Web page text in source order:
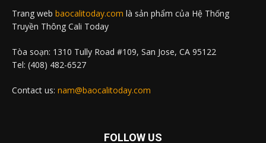
Trang web baocalitoday.com là sản phẩm của Hệ Thống
Truyền Thông Cali Today
Tòa soạn: 1310 Tully Road #109, San Jose, CA 95122
Tel: (408) 482-6527
Contact us: nam@baocalitoday.com
FOLLOW US